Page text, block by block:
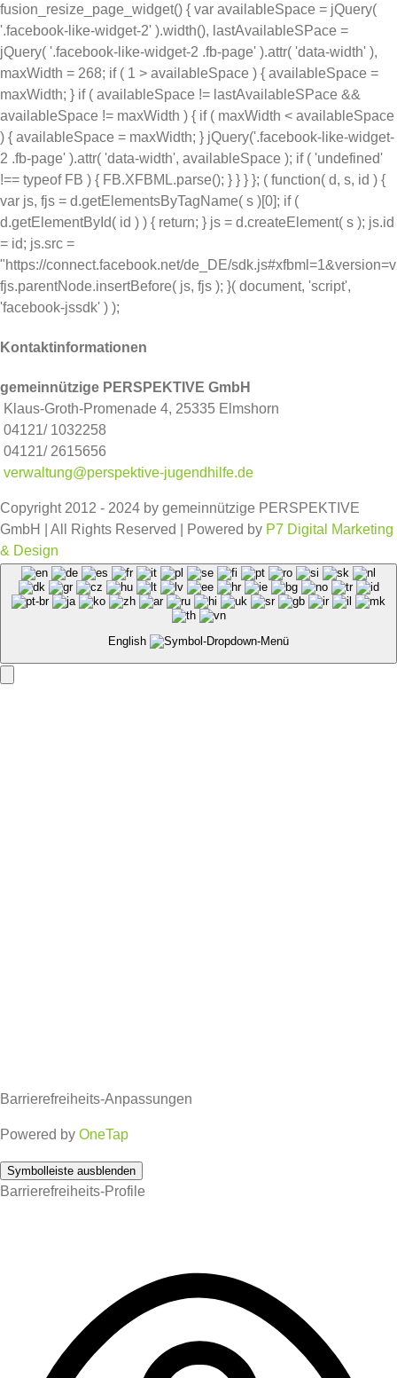
fusion_resize_page_widget() { var availableSpace = jQuery(
'.facebook-like-widget-2' ).width(), lastAvailableSPace =
jQuery( '.facebook-like-widget-2 .fb-page' ).attr( 'data-width' ),
maxWidth = 268; if ( 1 > availableSpace ) { availableSpace =
maxWidth; } if ( availableSpace != lastAvailableSPace &&
availableSpace != maxWidth ) { if ( maxWidth < availableSpace
) { availableSpace = maxWidth; } jQuery('.facebook-like-widget-
2 .fb-page' ).attr( 'data-width', availableSpace ); if ( 'undefined'
!== typeof FB ) { FB.XFBML.parse(); } } } }; ( function( d, s, id ) {
var js, fjs = d.getElementsByTagName( s )[0]; if (
d.getElementById( id ) ) { return; } js = d.createElement( s ); js.id
= id; js.src =
"https://connect.facebook.net/de_DE/
fjs.parentNode.insertBefore( js, fjs ); }( document, 'script',
'facebook-jssdk' ) );
Kontaktinformationen
gemeinnützige PERSPEKTIVE GmbH
Klaus-Groth-Promenade 4, 25335 Elmshorn
04121/ 1032258
04121/ 2615656
verwaltung@perspektive-jugendhilfe.de
Copyright 2012 - 2024 by gemeinnützige PERSPEKTIVE
GmbH | All Rights Reserved | Powered by P7 Digital Marketing
& Design
Facebook
Instagram
English
Barrierefreiheits-Anpassungen
Powered by OneTap
Symbolleiste ausblenden
Barrierefreiheits-Profile